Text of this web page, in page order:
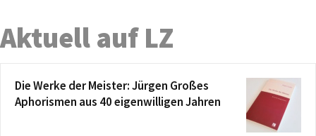
Aktuell auf LZ
Die Werke der Meister: Jürgen Großes
Aphorismen aus 40 eigenwilligen Jahren